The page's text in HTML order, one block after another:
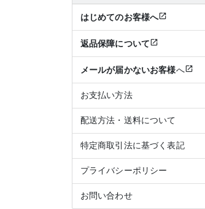
はじめてのお客様へ
返品保障について
メールが届かないお客様へ
お支払い方法
配送方法・送料について
特定商取引法に基づく表記
プライバシーポリシー
お問い合わせ